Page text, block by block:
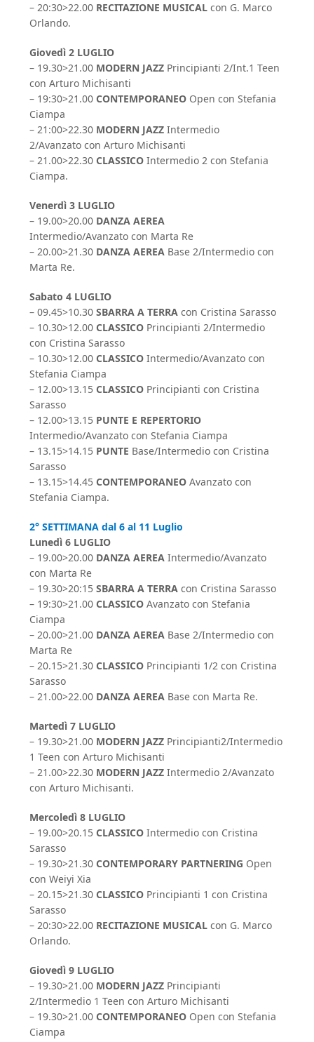
– 20:30>22.00 RECITAZIONE MUSICAL con G. Marco
Orlando.
Giovedì 2 LUGLIO
– 19.30>21.00 MODERN JAZZ Principianti 2/Int.1 Teen
con Arturo Michisanti
– 19:30>21.00CONTEMPORANEO Open con Stefania
Ciampa
– 21:00>22.30 MODERN JAZZ Intermedio
2/Avanzato con Arturo Michisanti
– 21.00>22.30CLASSICO Intermedio 2 con Stefania
Ciampa.
Venerdì 3 LUGLIO
– 19.00>20.00 DANZA AEREA
Intermedio/Avanzato con Marta Re
– 20.00>21.30 DANZA AEREA Base 2/Intermedio con
Marta Re.
Sabato 4 LUGLIO
– 09.45>10.30SBARRA A TERRA con Cristina Sarasso
– 10.30>12.00CLASSICO Principianti 2/Intermedio
con Cristina Sarasso
– 10.30>12.00CLASSICO Intermedio/Avanzato con
Stefania Ciampa
– 12.00>13.15CLASSICO Principianti con Cristina
Sarasso
– 12.00>13.15 PUNTE E REPERTORIO
Intermedio/Avanzato con Stefania Ciampa
– 13.15>14.15 PUNTE Base/Intermedio con Cristina
Sarasso
– 13.15>14.45CONTEMPORANEO Avanzato con
Stefania Ciampa.
2° SETTIMANA dal 6 al 11 Luglio
Lunedì 6 LUGLIO
– 19.00>20.00 DANZA AEREA Intermedio/Avanzato
con Marta Re
– 19.30>20:15SBARRA A TERRA con Cristina Sarasso
– 19:30>21.00CLASSICO Avanzato con Stefania
Ciampa
– 20.00>21.00 DANZA AEREA Base 2/Intermedio con
Marta Re
– 20.15>21.30CLASSICO Principianti 1/2 con Cristina
Sarasso
– 21.00>22.00 DANZA AEREA Base con Marta Re.
Martedì 7 LUGLIO
– 19.30>21.00 MODERN JAZZ Principianti2/Intermedio
1 Teen con Arturo Michisanti
– 21.00>22.30 MODERN JAZZ Intermedio 2/Avanzato
con Arturo Michisanti.
Mercoledì 8 LUGLIO
– 19.00>20.15CLASSICO Intermedio con Cristina
Sarasso
– 19.30>21.30CONTEMPORARY PARTNERING Open
con Weiyi Xia
– 20.15>21.30CLASSICO Principianti 1 con Cristina
Sarasso
– 20:30>22.00 RECITAZIONE MUSICAL con G. Marco
Orlando.
Giovedì 9 LUGLIO
– 19.30>21.00 MODERN JAZZ Principianti
2/Intermedio 1 Teen con Arturo Michisanti
– 19.30>21.00CONTEMPORANEO Open con Stefania
Ciampa